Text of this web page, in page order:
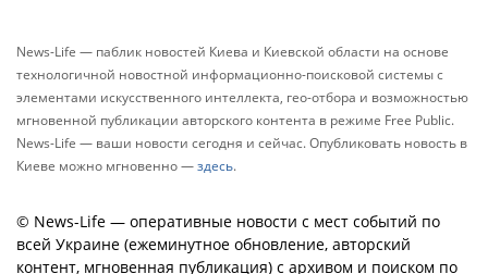
News-Life — паблик новостей Киева и Киевской области на основе
технологичной новостной информационно-поисковой системы с
элементами искусственного интеллекта, гео-отбора и возможностью
мгновенной публикации авторского контента в режиме Free Public.
News-Life — ваши новости сегодня и сейчас. Опубликовать новость в
Киеве можно мгновенно —здесь.
© News-Life — оперативные новости с мест событий по
всей Украине (ежеминутное обновление, авторский
контент, мгновенная публикация) с архивом и поиском по